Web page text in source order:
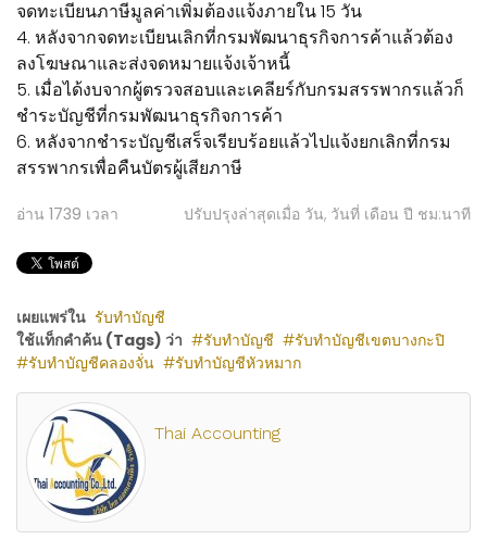
จดทะเบียนภาษีมูลค่าเพิ่มต้องแจ้งภายใน 15 วัน
4. หลังจากจดทะเบียนเลิกที่กรมพัฒนาธุรกิจการค้าแล้วต้อง
ลงโฆษณาและส่งจดหมายแจ้งเจ้าหนี้
5. เมื่อได้งบจากผู้ตรวจสอบและเคลียร์กับกรมสรรพากรแล้วก็
ชำระบัญชีที่กรมพัฒนาธุรกิจการค้า
6. หลังจากชำระบัญชีเสร็จเรียบร้อยแล้วไปแจ้งยกเลิกที่กรม
สรรพากรเพื่อคืนบัตรผู้เสียภาษี
อ่าน 1739 เวลา ปรับปรุงล่าสุดเมื่อ วัน, วันที่ เดือน ปี ชม:นาที
เผยแพร่ใน รับทำบัญชี
ใช้แท็กคำค้น (Tags) ว่า
รับทำบัญชี
รับทำบัญชีเขตบางกะปิ
รับทำบัญชีคลองจั่น
รับทำบัญชีหัวหมาก
Thai Accounting